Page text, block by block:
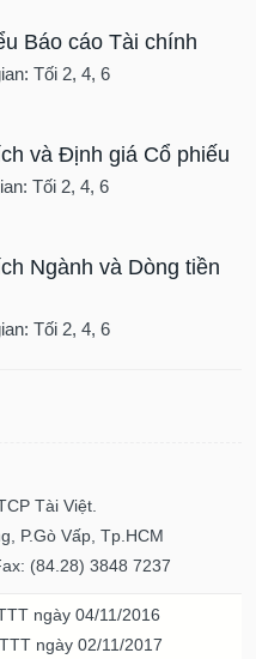
Báo cáo Tài chính
Tối 2, 4, 6
và Định giá Cổ phiếu
Tối 2, 4, 6
Ngành và Dòng tiền
Tối 2, 4, 6
Tài Việt.
P.Gò Vấp, Tp.HCM
(84.28) 3848 7237
ngày 04/11/2016
ngày 02/11/2017